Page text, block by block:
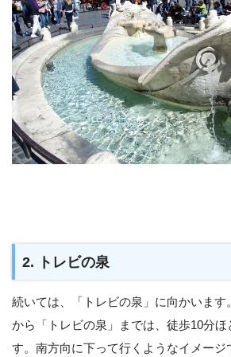
2. トレビの泉
続いては、「トレビの泉」に向かいます
から「トレビの泉」までは、徒歩10分ほ
す。南方向に下って行くようなイメージ